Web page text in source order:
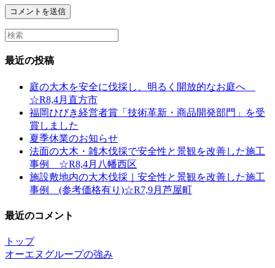
Search
this
website
最近の投稿
庭の大木を安全に伐採し、明るく開放的なお庭へ
☆R8,4月直方市
福岡ひびき経営者賞「技術革新・商品開発部門」を受
賞しました
夏季休業のお知らせ
法面の大木・雑木伐採で安全性と景観を改善した施工
事例 ☆R8,4月八幡西区
施設敷地内の大木伐採｜安全性と景観を改善した施工
事例 (参考価格有り)☆R7,9月芦屋町
最近のコメント
トップ
オーエヌグループの強み